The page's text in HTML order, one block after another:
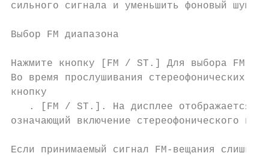
сильного сигнала и уменьшить фоновый шум.
Выбор FM диапазона
Нажмите кнопку [FM / ST.] Для выбора FM
Во время прослушивания стереофонических
кнопку
. [FM / ST.]. На дисплее отображается
означающий включение стереофонического
Если принимаемый сигнал FM-вещания